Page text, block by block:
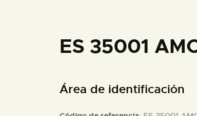
ES 35001
Área de identificación